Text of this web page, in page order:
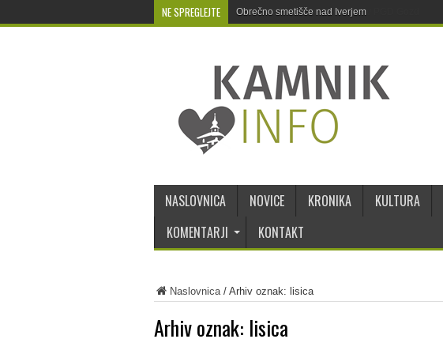
NE SPREGLEJTE Obrečno smetišče nad Iverjem
NASLOVNICA NOVICE KRONIKA KULTURA
KOMENTARJI
KONTAKT
Naslovnica/ Arhiv oznak: lisica
Arhiv oznak: lisica